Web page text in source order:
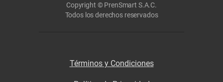
Copyright © PrenSmart S.A.C.
Todos los derechos reservados
Términos y Condiciones